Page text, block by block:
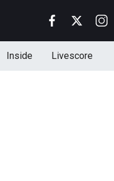
Inside Livescore